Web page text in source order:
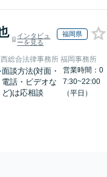
インタビュ
ーを見る
福岡県
総合法律事務所 福岡事務所
面談方法(対面・
電話・ビデオな
ど)は応相談
営業時間：0
7:30~22:00
（平日）